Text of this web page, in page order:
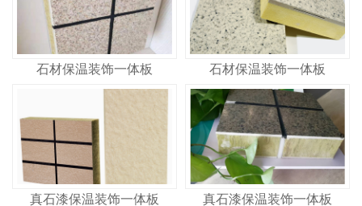
石材保温装饰一体板 石材保温装饰一体板
真石漆保温装饰一体板 真石漆保温装饰一体板